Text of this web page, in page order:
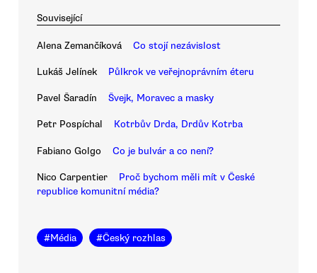
Související
Alena Zemančíková Co stojí nezávislost
Lukáš Jelínek Půlkrok ve veřejnoprávním éteru
Pavel Šaradín Švejk, Moravec a masky
Petr Pospíchal Kotrbův Drda, Drdův Kotrba
Fabiano Golgo Co je bulvár a co není?
Nico Carpentier
Proč bychom měli mít v České
republice komunitní média?
#Média #Český rozhlas